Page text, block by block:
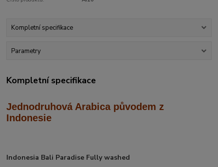
Kompletní specifikace
Parametry
Kompletní specifikace
Jednodruhová Arabica původem z
Indonesie
Indonesia Bali Paradise Fully washed